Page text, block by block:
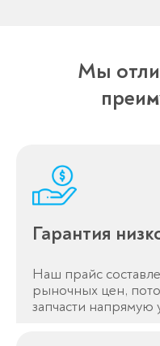
Мы
Гарантия
Наш прайс
рыночных цен,
запчасти напрямую